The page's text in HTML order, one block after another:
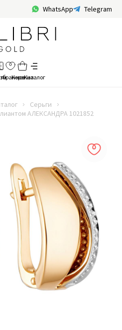
WhatsApp Telegram
Серьги
АЛЕКСАНДРА 1021852